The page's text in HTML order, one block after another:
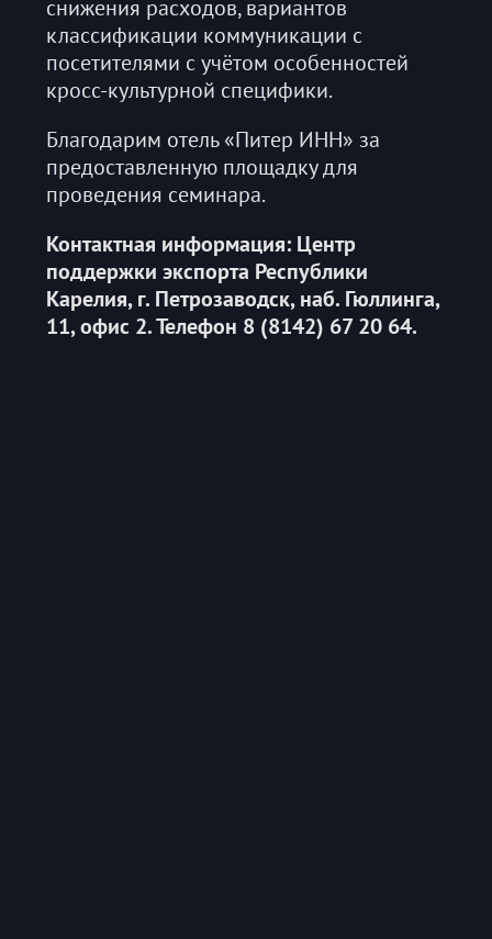
снижения расходов, вариантов
классификации коммуникации с
посетителями с учётом особенностей
кросс-культурной специфики.
Благодарим отель «Питер ИНН» за
предоставленную площадку для
проведения семинара.
Контактная информация: Центр
поддержки экспорта Республики
Карелия, г. Петрозаводск, наб. Гюллинга,
11, офис 2. Телефон 8 (8142) 67 20 64.